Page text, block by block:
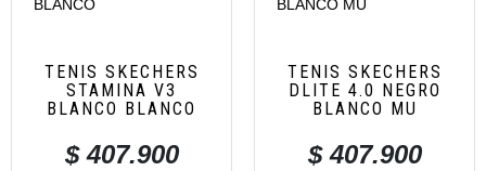
TENIS SKECHERS
STAMINA V3
BLANCO BLANCO
$407.900
TENIS SKECHERS
DLITE 4.0 NEGRO
BLANCO MU
$407.900